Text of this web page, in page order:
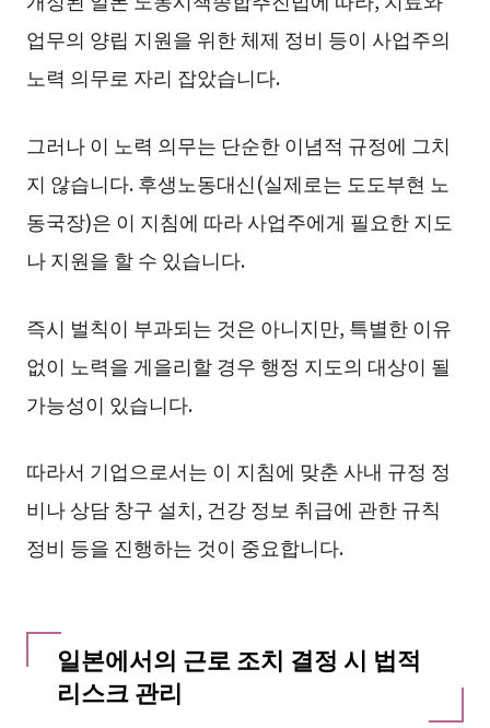
업무의 양립 지원을 위한 체제 정비 등이 사업주의
노력 의무로 자리 잡았습니다.
그러나 이 노력 의무는 단순한 이념적 규정에 그치
지 않습니다. 후생노동대신(실제로는 도도부현 노
동국장)은 이 지침에 따라 사업주에게 필요한 지도
나 지원을 할 수 있습니다.
즉시 벌칙이 부과되는 것은 아니지만, 특별한 이유
없이 노력을 게을리할 경우 행정 지도의 대상이 될
가능성이 있습니다.
따라서 기업으로서는 이 지침에 맞춘 사내 규정 정
비나 상담 창구 설치, 건강 정보 취급에 관한 규칙
정비 등을 진행하는 것이 중요합니다.
일본에서의 근로 조치 결정 시 법적
리스크 관리